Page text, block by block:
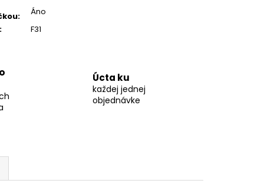
:
Áno
:
F31
Úcta ku
každej jednej
objednávke